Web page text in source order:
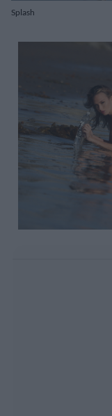
Splash